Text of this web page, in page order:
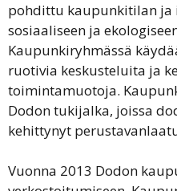
pohdittu kaupunkitilan
sosiaaliseen ja
Kaupunkiryhmässä
ruotivia keskusteluita ja
toimintamuotoja.
Dodon tukijalka, joissa
kehittynyt
Vuonna 2013 Dodon